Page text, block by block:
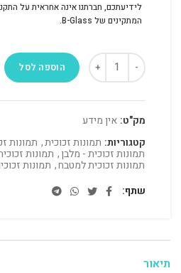
לידיעתכם, חברתנו אינה אחראית על
המתקינים של B-Glass.
הוספה לסל
מק"ט: אין מידע
קטגוריות: תמונות זכוכית, תמונות
תמונות זכוכית - מלבן, תמונות
תמונות זכוכית למטבח, תמונות
שתף
תיאור